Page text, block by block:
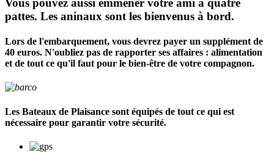
Vous pouvez aussi emmener votre ami à quatre
pattes. Les aninaux sont les bienvenus à bord.
Lors de l'embarquement, vous devrez payer un supplément de
40 euros. N'oubliez pas de rapporter ses affaires : alimentation
et de tout ce qu'il faut pour le bien-être de votre compagnon.
Les Bateaux de Plaisance sont équipés de tout ce qui est
nécessaire pour garantir votre sécurité.